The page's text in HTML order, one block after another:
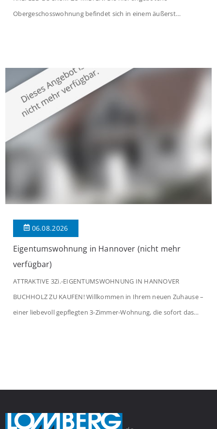
Obergeschosswohnung befindet sich in einem äußerst
großzügige Räume und eine hochwertige Ausstattung, die
modernen Wohnkomfort mit einem stilvollen Ambiente
verbindet. Der […]
06.08.2026
Eigentumswohnung in Hannover (nicht mehr
verfügbar)
ATTRAKTIVE 3Zi.-EIGENTUMSWOHNUNG IN HANNOVER
BUCHHOLZ ZU KAUFEN! Willkommen in Ihrem neuen Zuhause –
einer liebevoll gepflegten 3-Zimmer-Wohnung, die sofort das